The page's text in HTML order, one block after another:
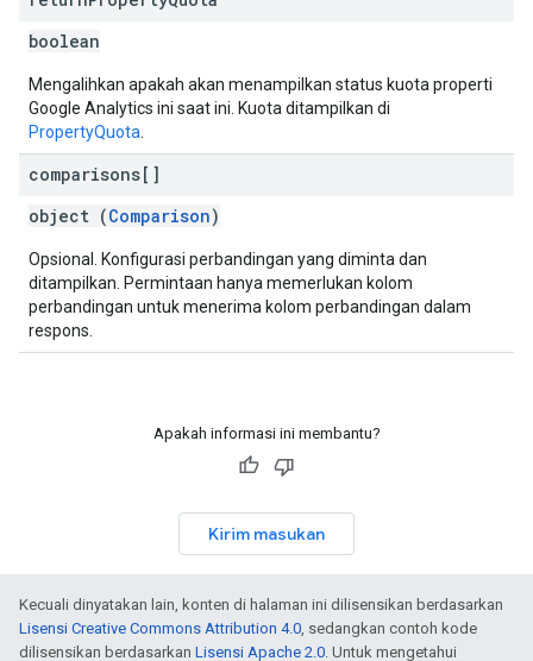
boolean
Mengalihkan apakah akan menampilkan status kuota properti
Google Analytics ini saat ini. Kuota ditampilkan di
PropertyQuota
comparisons[]
object (Comparison)
Opsional. Konfigurasi perbandingan yang diminta dan
ditampilkan. Permintaan hanya memerlukan kolom
perbandingan untuk menerima kolom perbandingan dalam
respons.
Apakah informasi ini membantu?
Kirim masukan
Kecuali dinyatakan lain, konten di halaman ini dilisensikan berdasarkan
Lisensi Creative Commons Attribution 4.0, sedangkan contoh kode
dilisensikan berdasarkan Lisensi Apache 2.0. Untuk mengetahui